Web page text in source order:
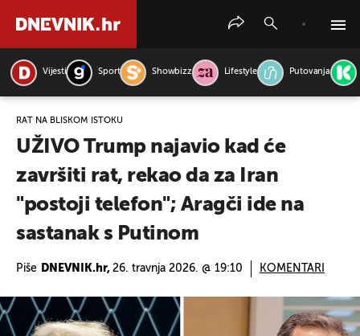
Vijesti Sport Showbizz Lifestyle Putovanja
RAT NA BLISKOM ISTOKU
UŽIVO Trump najavio kad će
završiti rat, rekao da za Iran
"postoji telefon"; Aragči ide na
sastanak s Putinom
Piše DNEVNIK.hr, 26. travnja 2026. @ 19:10 KOMENTARI
PRETRAŽITE VIJESTI